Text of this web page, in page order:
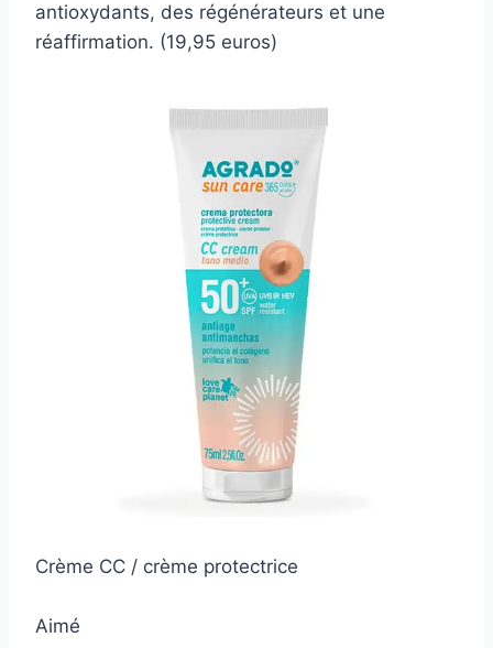
antioxydants, des régénérateurs et une
réaffirmation. (19,95 euros)
Crème CC / crème protectrice
Aimé